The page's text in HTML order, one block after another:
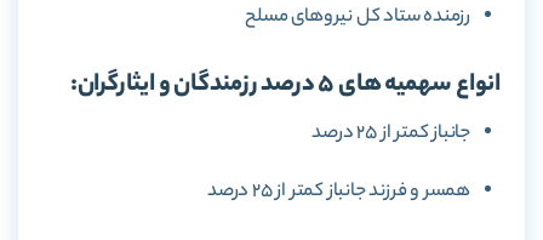
رزمنده ستاد کل نیروهای مسلح
انواع سهمیه های 5 درصد رزمندگان و ایثارگران:
جانباز کمتر از 25 درصد
همسر و فرزند جانباز کمتر از 25 درصد